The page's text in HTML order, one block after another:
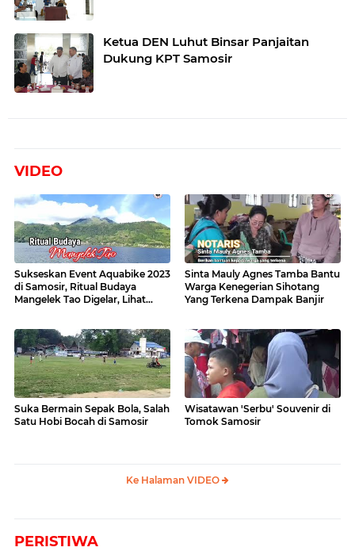
Ketua DEN Luhut Binsar Panjaitan
Dukung KPT Samosir
VIDEO
Sukseskan Event Aquabike 2023
di Samosir, Ritual Budaya
Mangelek Tao Digelar, Lihat
Sinta Mauly Agnes Tamba Bantu
Warga Kenegerian Sihotang
Yang Terkena Dampak Banjir
Suka Bermain Sepak Bola, Salah
Satu Hobi Bocah di Samosir
Wisatawan 'Serbu' Souvenir di
Tomok Samosir
Ke Halaman VIDEO
PERISTIWA